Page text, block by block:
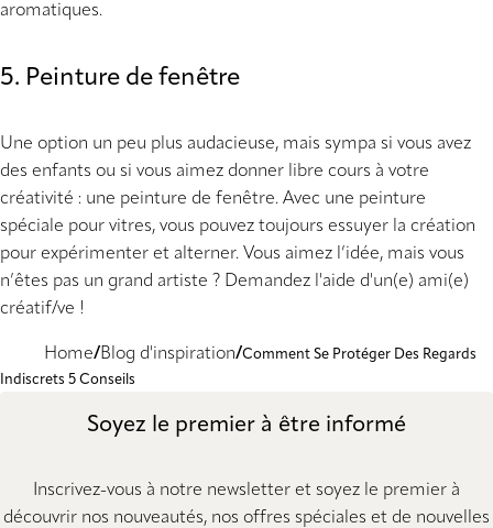
aromatiques.
5. Peinture de fenêtre
Une option un peu plus audacieuse, mais sympa si vous avez
des enfants ou si vous aimez donner libre cours à votre
créativité : une peinture de fenêtre. Avec une peinture
spéciale pour vitres, vous pouvez toujours essuyer la création
pour expérimenter et alterner. Vous aimez l’idée, mais vous
n’êtes pas un grand artiste ? Demandez l'aide d'un(e) ami(e)
créatif/ve !
Home Blog d'inspiration Comment Se Protéger Des Regards
Indiscrets 5 Conseils
Soyez le premier à être informé
Inscrivez-vous à notre newsletter et soyez le premier à
découvrir nos nouveautés, nos offres spéciales et de nouvelles